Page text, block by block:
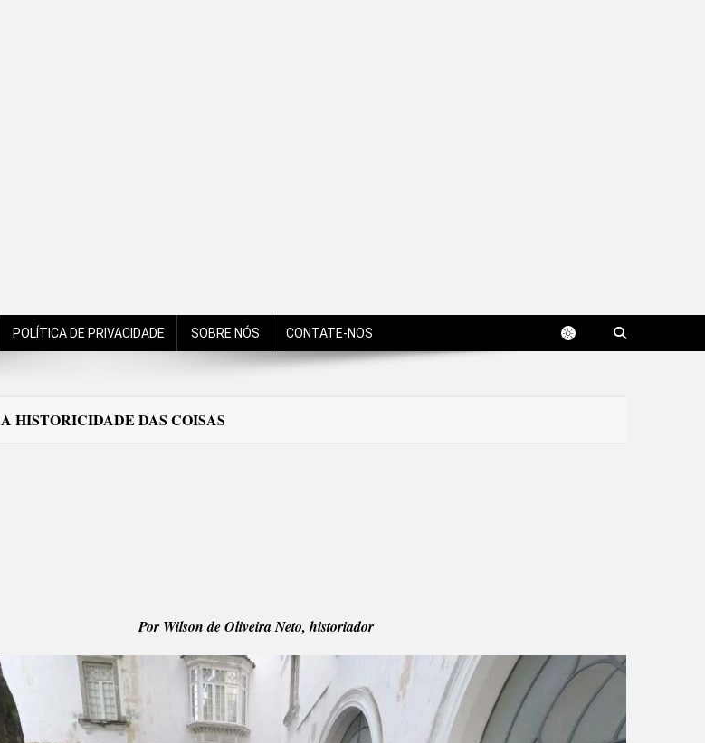
POLÍTICA DE PRIVACIDADE SOBRE NÓS CONTATE-NOS
A HISTORICIDADE DAS COISAS
Por Wilson de Oliveira Neto, historiador